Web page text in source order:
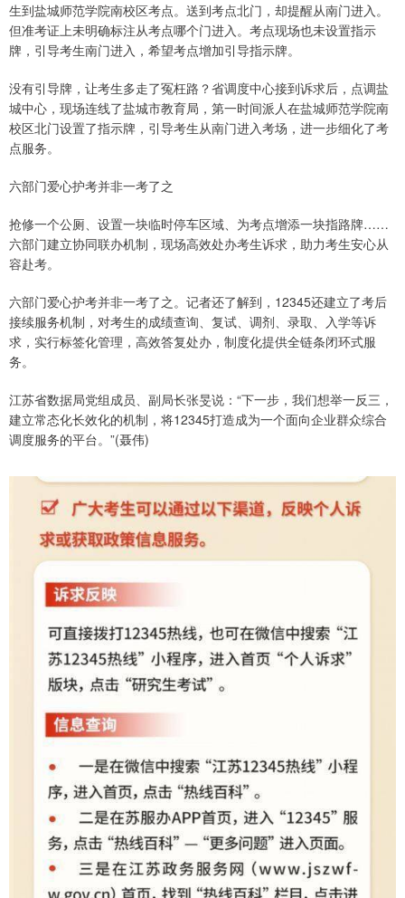
生到盐城师范学院南校区考点。送到考点北门，却提醒从南门进入。
但准考证上未明确标注从考点哪个门进入。考点现场也未设置指示
牌，引导考生南门进入，希望考点增加引导指示牌。
没有引导牌，让考生多走了冤枉路？省调度中心接到诉求后，点调盐
城中心，现场连线了盐城市教育局，第一时间派人在盐城师范学院南
校区北门设置了指示牌，引导考生从南门进入考场，进一步细化了考
点服务。
六部门爱心护考并非一考了之
抢修一个公厕、设置一块临时停车区域、为考点增添一块指路牌……
六部门建立协同联办机制，现场高效处办考生诉求，助力考生安心从
容赴考。
六部门爱心护考并非一考了之。记者还了解到，12345还建立了考后
接续服务机制，对考生的成绩查询、复试、调剂、录取、入学等诉
求，实行标签化管理，高效答复处办，制度化提供全链条闭环式服
务。
江苏省数据局党组成员、副局长张旻说：“下一步，我们想举一反三，
建立常态化长效化的机制，将12345打造成为一个面向企业群众综合
调度服务的平台。”(聂伟)